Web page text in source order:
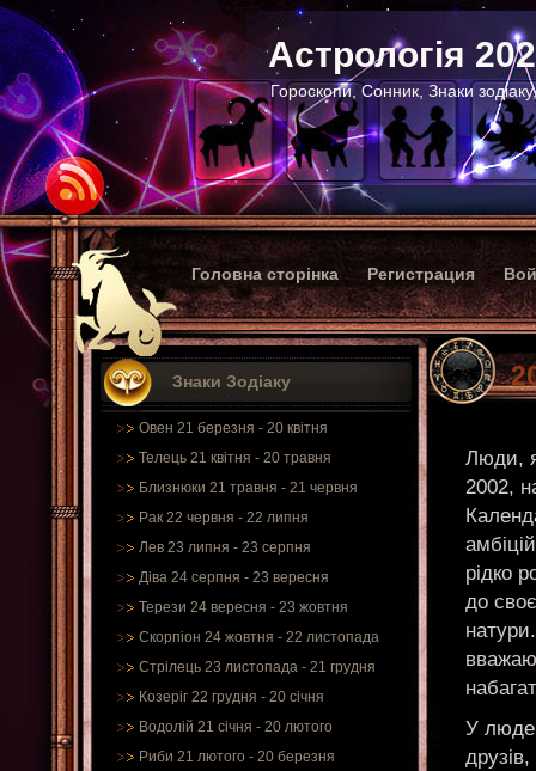
Астрологія
Гороскопи, Сонник, Знаки
Головна сторінка Регистрация
Знаки Зодіаку
Овен 21 березня - 20 квітня
Телець 21 квітня - 20 травня
Близнюки 21 травня - 21 червня
Рак 22 червня - 22 липня
Лев 23 липня - 23 серпня
Діва 24 серпня - 23 вересня
Терези 24 вересня - 23 жовтня
Скорпіон 24 жовтня - 22 листопада
Стрілець 23 листопада - 21 грудня
Козеріг 22 грудня - 20 січня
Водолій 21 січня - 20 лютого
Риби 21 лютого - 20 березня
Люди,
2002,
рідко
до
У